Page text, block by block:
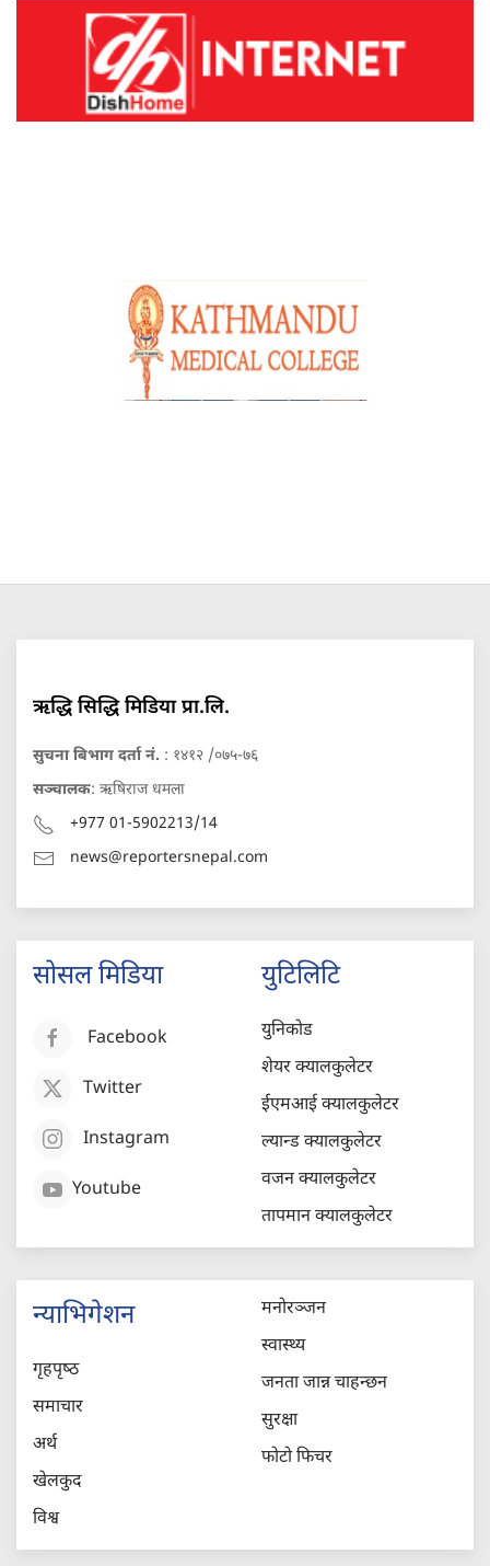
ऋद्धि सिद्धि मिडिया प्रा.लि.
सुचना बिभाग दर्ता नं. : १४१२ /०७५-७६
सञ्चालक: ऋषिराज धमला
+977 01-5902213/14
news@reportersnepal.com
सोसल मिडिया
Facebook
Twitter
Instagram
Youtube
युटिलिटि
युनिकोड
शेयर क्यालकुलेटर
ईएमआई क्यालकुलेटर
ल्यान्ड क्यालकुलेटर
वजन क्यालकुलेटर
तापमान क्यालकुलेटर
न्याभिगेशन
गृहपृष्‍ठ
समाचार
अर्थ
खेलकुद
विश्व
मनोरञ्जन
स्वास्थ्य
जनता जान्न चाहन्छन
सुरक्षा
फोटो फिचर